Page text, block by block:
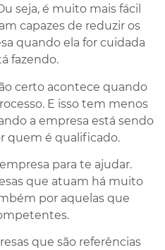
seja, é muito mais fácil
capazes de reduzir os
quando ela for cuidada
fazendo.
certo acontece quando
E isso tem menos
a empresa está sendo
quem é qualificado.
para te ajudar.
que atuam há muito
por aquelas que
que são referências